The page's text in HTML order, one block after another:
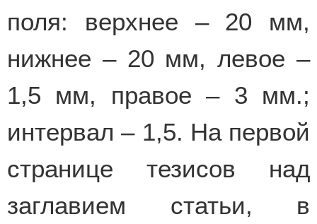
поля: верхнее – 20 мм,
нижнее – 20 мм, левое –
1,5 мм, правое – 3 мм.;
интервал – 1,5. На первой
странице тезисов над
заглавием статьи, в